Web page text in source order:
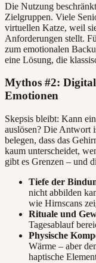
Die Nutzung
Zielgruppen. Viele
virtuellen Katze, weil
Anforderungen stellt.
zum emotionalen
eine Lösung, die
Mythos #2:
Emotionen
Skepsis bleibt: Kann
auslösen? Die Antwort
belegen, dass das
kaum unterscheidet,
gibt es Grenzen – und
Tiefe der
nicht abbilden
wie Hirnscans
Rituale und
Tagesablauf
Physische
Wärme – aber
haptische